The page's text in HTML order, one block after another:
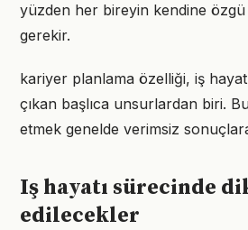
yüzden her bireyin kendine
gerekir.
kariyer planlama özelliği, iş
çıkan başlıca unsurlardan biri.
etmek genelde verimsiz
Iş hayatı sürecinde
edilecekler